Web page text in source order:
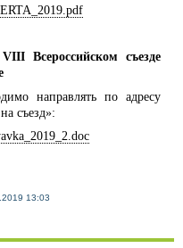
Всероссийском съезде
направлять по адресу
съезд»:
13:03